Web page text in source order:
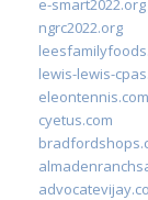
e-smart2022.org
ngrc2022.org
lewis-lewis-
eleontennis.com
cyetus.com